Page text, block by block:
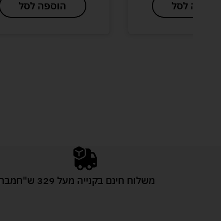
הוספה לסל הוספה לסל
משלוח חינם בקנייה מעל 329 ש"ח